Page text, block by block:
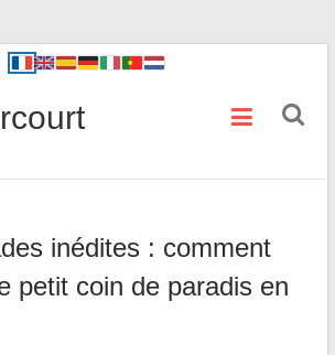
inédites : comment
petit coin de paradis en